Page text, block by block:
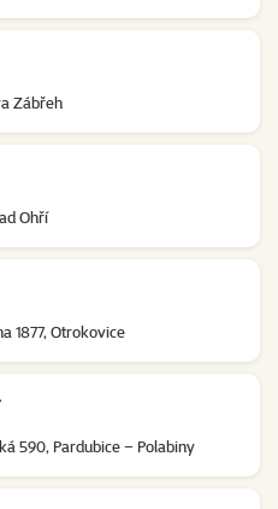
Zábřeh
Ohří
1877, Otrokovice
590, Pardubice – Polabiny